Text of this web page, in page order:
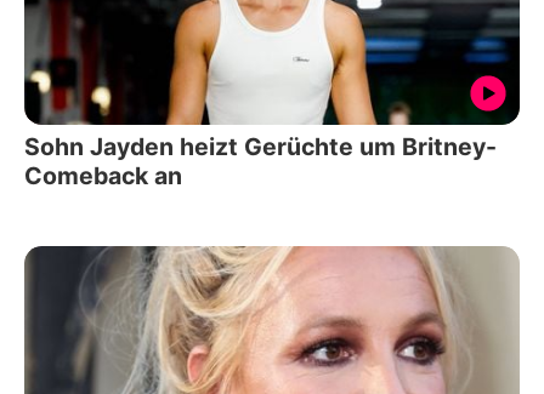
Sohn Jayden heizt Gerüchte um Britney-
Comeback an